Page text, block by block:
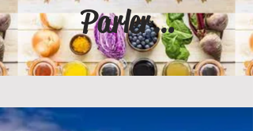
Parler & écrire